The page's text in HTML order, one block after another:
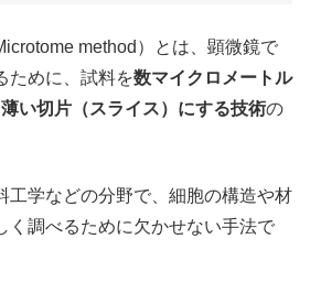
method）とは、顕微鏡で
ために、試料を数マイクロメートル
い切片（スライス）にする技術の
学などの分野で、細胞の構造や材
く調べるために欠かせない手法で